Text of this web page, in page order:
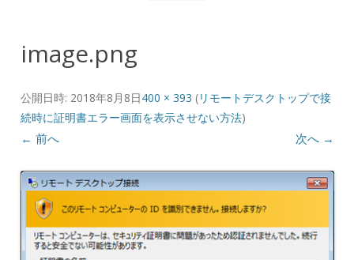
image.png
公開日時: 2018年8月8日400 × 393 (リモートデスクトップで接
続時に証明書エラー画面を表示させない方法)
← 前へ 次へ →